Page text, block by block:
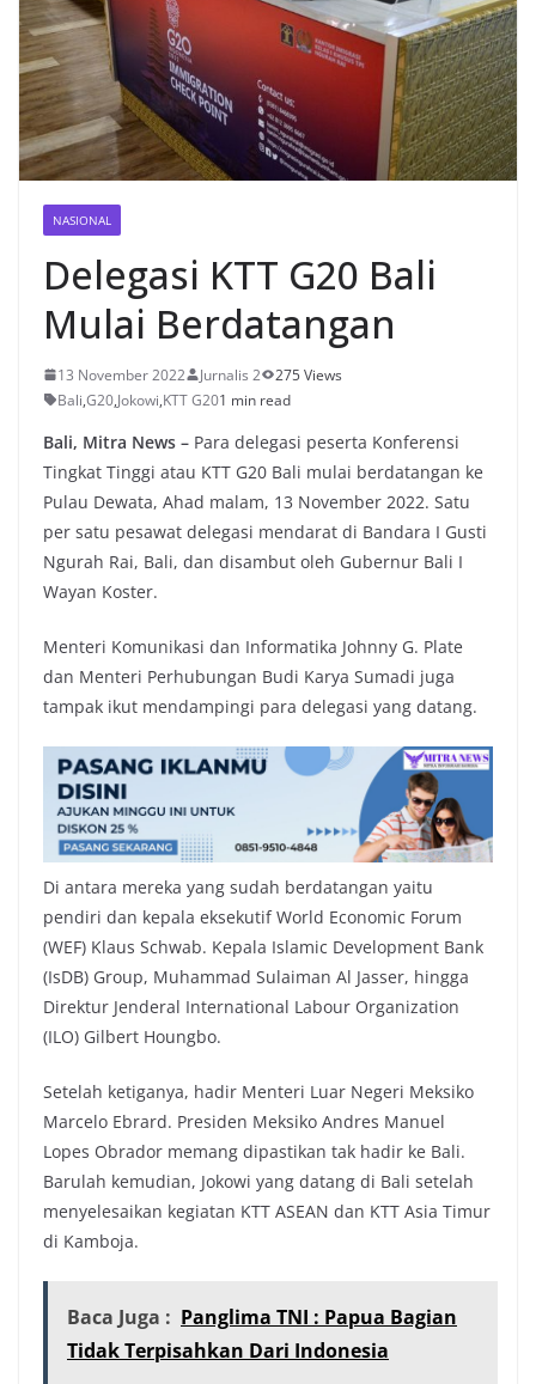
NASIONAL
Delegasi KTT G20 Bali
Mulai Berdatangan
13 November 2022 Jurnalis 2
275 Views
Bali,G20,Jokowi,KTT G201 min read
Bali, Mitra News – Para delegasi peserta Konferensi
Tingkat Tinggi atau KTT G20 Bali mulai berdatangan ke
Pulau Dewata, Ahad malam, 13 November 2022. Satu
per satu pesawat delegasi mendarat di Bandara I Gusti
Ngurah Rai, Bali, dan disambut oleh Gubernur Bali I
Wayan Koster.
Menteri Komunikasi dan Informatika Johnny G. Plate
dan Menteri Perhubungan Budi Karya Sumadi juga
tampak ikut mendampingi para delegasi yang datang.
Di antara mereka yang sudah berdatangan yaitu
pendiri dan kepala eksekutif World Economic Forum
(WEF) Klaus Schwab. Kepala Islamic Development Bank
(IsDB) Group, Muhammad Sulaiman Al Jasser, hingga
Direktur Jenderal International Labour Organization
(ILO) Gilbert Houngbo.
Setelah ketiganya, hadir Menteri Luar Negeri Meksiko
Marcelo Ebrard. Presiden Meksiko Andres Manuel
Lopes Obrador memang dipastikan tak hadir ke Bali.
Barulah kemudian, Jokowi yang datang di Bali setelah
menyelesaikan kegiatan KTT ASEAN dan KTT Asia Timur
di Kamboja.
Baca Juga : Panglima TNI : Papua Bagian
Tidak Terpisahkan Dari Indonesia